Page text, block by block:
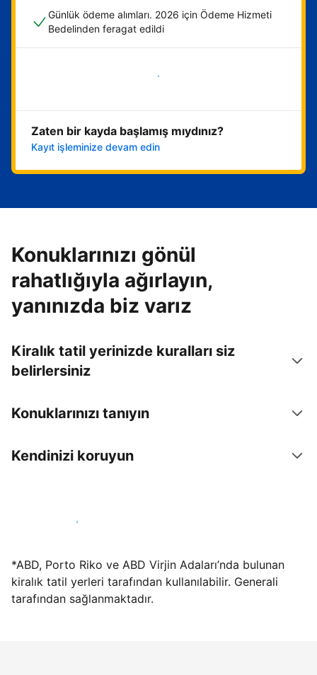
Günlük ödeme alımları. 2026 için Ödeme Hizmeti
Bedelinden feragat edildi
Hemen başla
Zaten bir kayda başlamış mıydınız?
Kayıt işleminize devam edin
Konuklarınızı gönül
rahatlığıyla ağırlayın,
yanınızda biz varız
Kiralık tatil yerinizde kuralları siz
belirlersiniz
Konuklarınızı tanıyın
Kendinizi koruyun
Hemen tesis yayınla
*ABD, Porto Riko ve ABD Virjin Adaları’nda bulunan
kiralık tatil yerleri tarafından kullanılabilir. Generali
tarafından sağlanmaktadır.